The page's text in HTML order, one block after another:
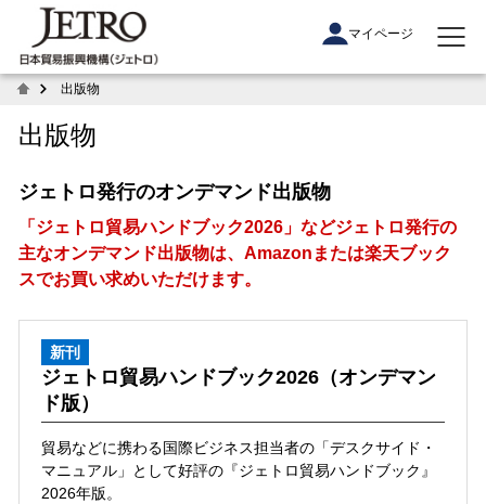
マイページ
出版物
出版物
ジェトロ発行のオンデマンド出版物
「ジェトロ貿易ハンドブック2026」などジェトロ発行の
主なオンデマンド出版物は、Amazonまたは楽天ブック
スでお買い求めいただけます。
新刊
ジェトロ貿易ハンドブック2026（オンデマン
ド版）
貿易などに携わる国際ビジネス担当者の「デスクサイド・
マニュアル」として好評の『ジェトロ貿易ハンドブック』
2026年版。